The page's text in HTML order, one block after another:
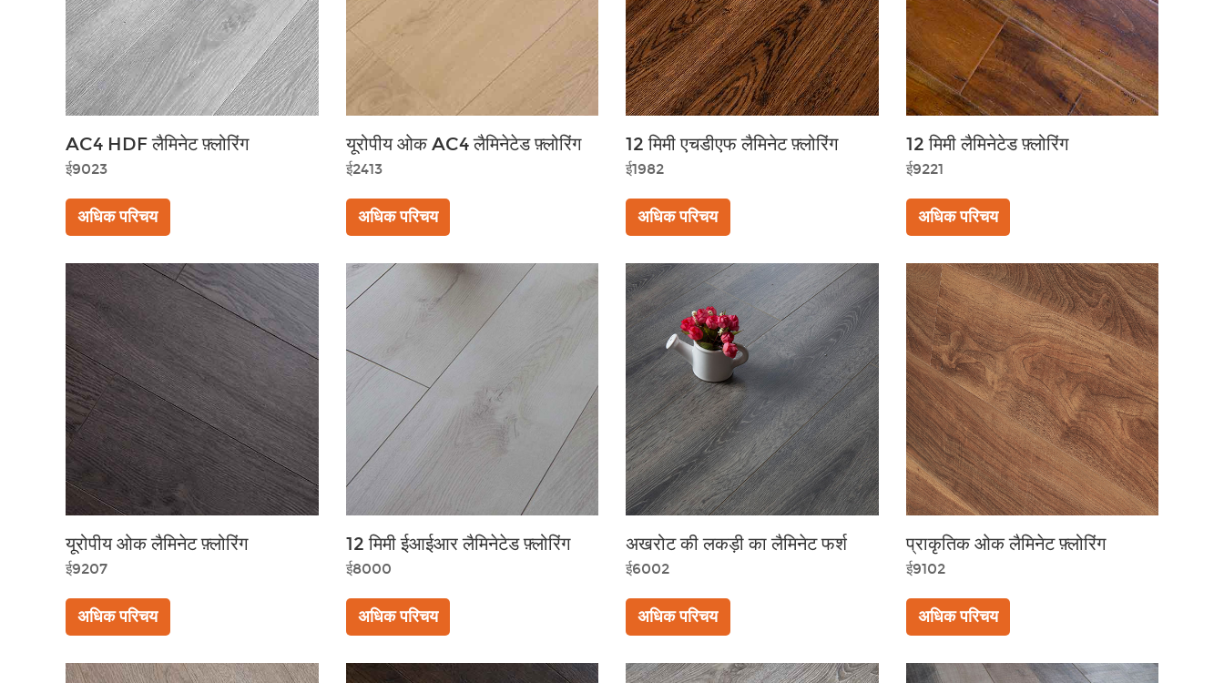
AC4 HDF लैमिनेट फ़्लोरिंग
ई9023
अधिक परिचय
यूरोपीय ओक AC4 लैमिनेटेड फ़्लोरिंग
ई2413
अधिक परिचय
12 मिमी एचडीएफ लैमिनेट फ़्लोरिंग
ई1982
अधिक परिचय
12 मिमी लैमिनेटेड फ़्लोरिंग
ई9221
अधिक परिचय
यूरोपीय ओक लैमिनेट फ़्लोरिंग
ई9207
अधिक परिचय
12 मिमी ईआईआर लैमिनेटेड फ़्लोरिंग
ई8000
अधिक परिचय
अखरोट की लकड़ी का लैमिनेट फर्श
ई6002
अधिक परिचय
प्राकृतिक ओक लैमिनेट फ़्लोरिंग
ई9102
अधिक परिचय